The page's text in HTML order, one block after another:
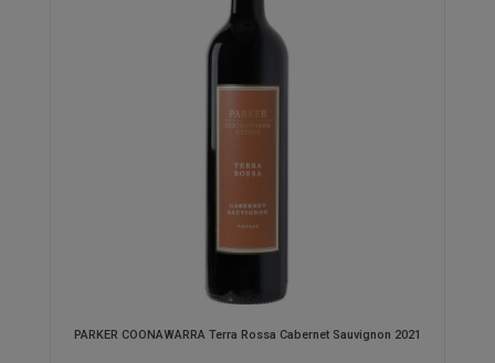
PARKER COONAWARRA Terra Rossa Cabernet Sauvignon 2021